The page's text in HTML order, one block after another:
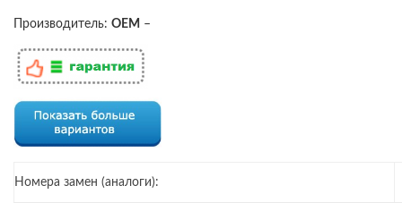
Производитель: OEM –
Номера замен (аналоги):